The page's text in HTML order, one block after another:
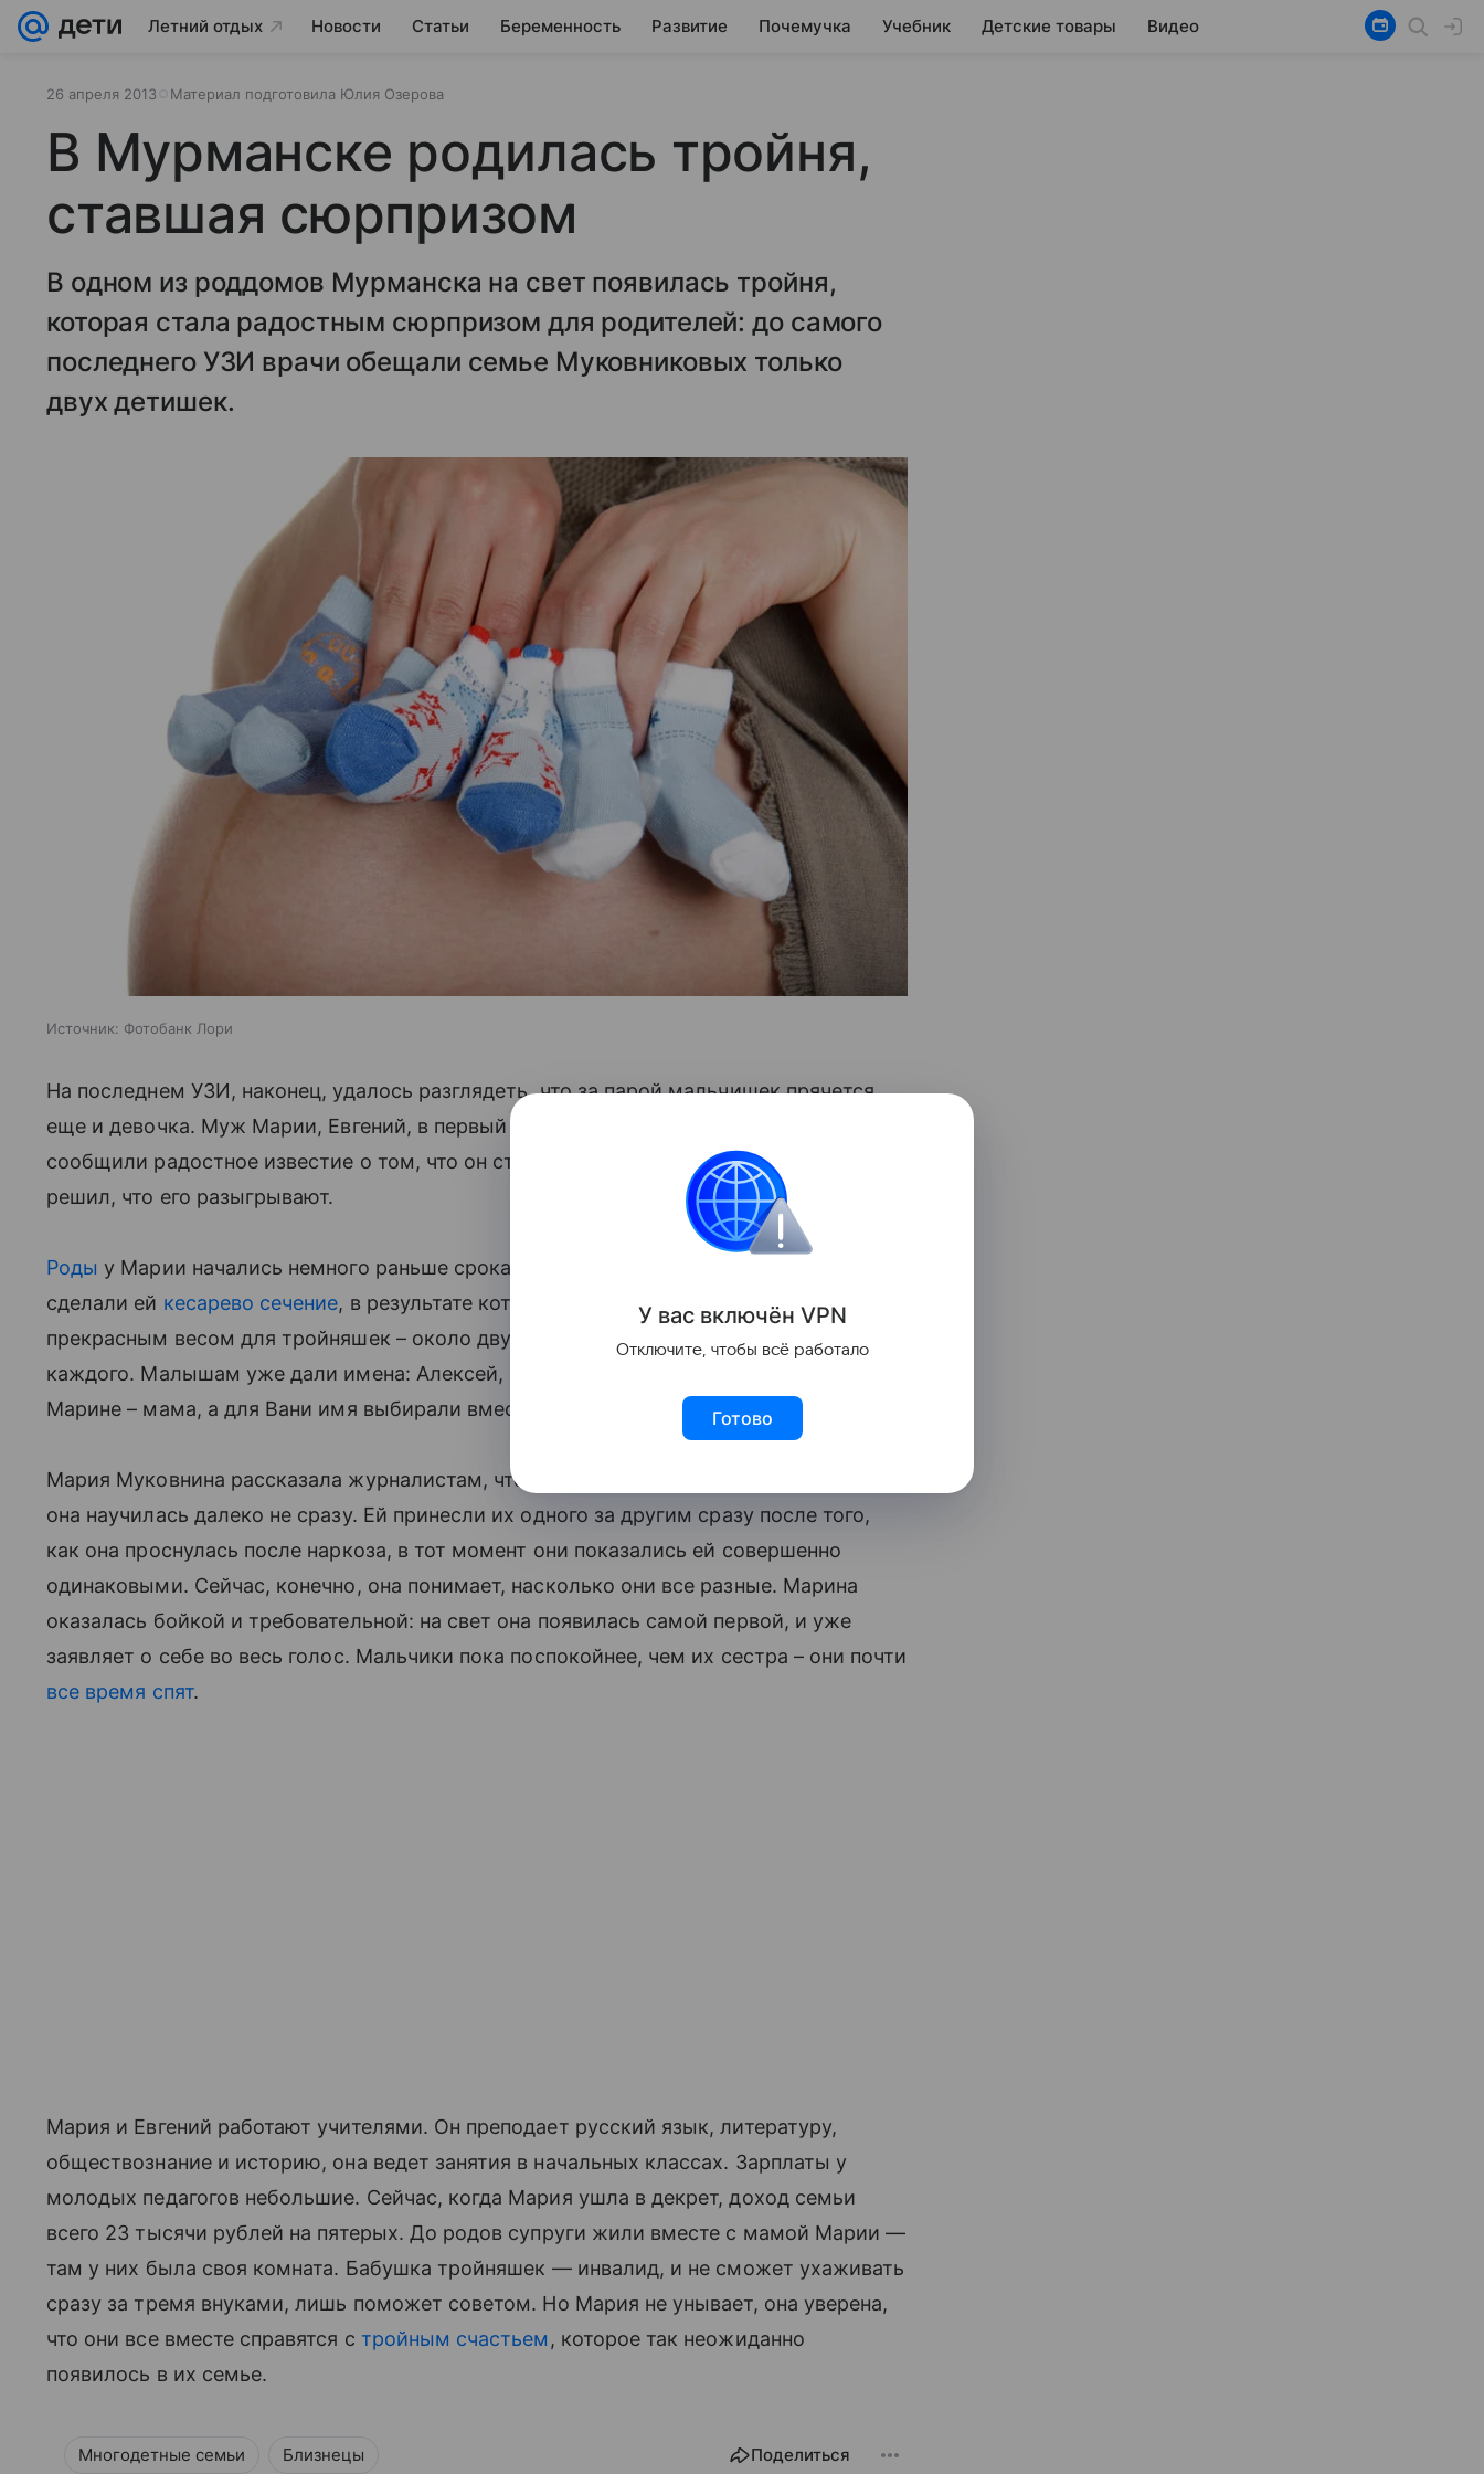
Летний отдых Новости Статьи Беременность Развитие Почемучка Учебник Детские товары Видео
26 апреля 2013 Материал подготовила Юлия Озерова
В Мурманске родилась тройня,
ставшая сюрпризом
В одном из роддомов Мурманска на свет появилась тройня,
которая стала радостным сюрпризом для родителей: до самого
последнего УЗИ врачи обещали семье Муковниковых только
двух детишек.
Источник: Фотобанк Лори
На последнем УЗИ, наконец, удалось разглядеть, что за парой мальчишек прячется
еще и девочка. Муж Марии, Евгений, в первый момент не поверил, когда ему
сообщили радостное известие о том, что он станет папой сразу
троих малышей
решил, что его разыгрывают.
Роды у Марии начались немного раньше срока, поэтому врачи не стали рисковать и
сделали ей кесарево сечение, в результате которого на свет появились малыши с
прекрасным весом для тройняшек – около двух килограмм и 700 граммов на
каждого. Малышам уже дали имена: Алексей, Иван и Марина. Леше дал имя папа,
Марине – мама, а для Вани имя выбирали вместе.
Мария Муковнина рассказала журналистам, что различать по именам своих детишек
она научилась далеко не сразу. Ей принесли их одного за другим сразу после того,
как она проснулась после наркоза, в тот момент они показались ей совершенно
одинаковыми. Сейчас, конечно, она понимает, насколько они все разные. Марина
оказалась бойкой и требовательной: на свет она появилась самой первой, и уже
заявляет о себе во весь голос. Мальчики пока поспокойнее, чем их сестра – они почти
все время спят.
Мария и Евгений работают учителями. Он преподает русский язык, литературу,
обществознание и историю, она ведет занятия в начальных классах. Зарплаты у
молодых педагогов небольшие. Сейчас, когда Мария ушла в декрет, доход семьи
всего 23 тысячи рублей на пятерых. До родов супруги жили вместе с мамой Марии —
там у них была своя комната. Бабушка тройняшек — инвалид, и не сможет ухаживать
сразу за тремя внуками, лишь поможет советом. Но Мария не унывает, она уверена,
что они все вместе справятся с тройным счастьем , которое так неожиданно
появилось в их семье.
Многодетные семьи Близнецы Поделиться
У вас включён VPN
Отключите, чтобы всё работало
Готово